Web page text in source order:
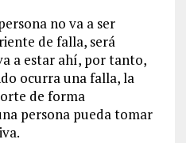
no va a ser
de falla, será
a estar ahí, por tanto,
ocurra una falla, la
de forma
persona pueda tomar